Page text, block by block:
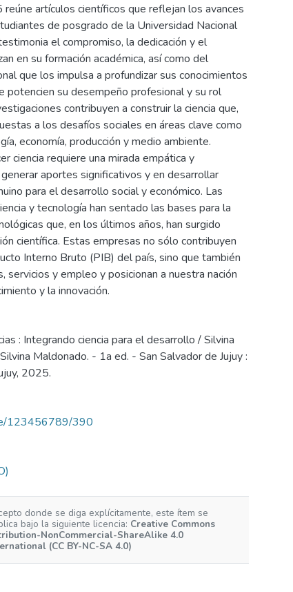
artículos científicos que reflejan los avances
de posgrado de la Universidad Nacional
el compromiso, la dedicación y el
en su formación académica, así como del
que los impulsa a profundizar sus conocimientos
potencien su desempeño profesional y su rol
contribuyen a construir la ciencia que,
a los desafíos sociales en áreas clave como
economía, producción y medio ambiente.
ciencia requiere una mirada empática y
aportes significativos y en desarrollar
para el desarrollo social y económico. Las
y tecnología han sentado las bases para la
que, en los últimos años, han surgido
científica. Estas empresas no sólo contribuyen
Interno Bruto (PIB) del país, sino que también
servicios y empleo y posicionan a nuestra nación
y la innovación.
: Integrando ciencia para el desarrollo / Silvina
Maldonado. - 1a ed. - San Salvador de Jujuy :
2025.
123456789/390
donde se diga explícitamente, este ítem se
bajo la siguiente licencia: Creative Commons
NonCommercial-ShareAlike 4.0
(CC BY-NC-SA 4.0)